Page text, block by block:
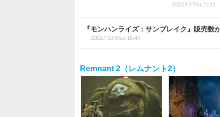
2023.9.7 Thu 11:11
『モンハンライズ：サンブレイク』販売
2022.7.13 Wed 18:45
Remnant 2（レムナント2）